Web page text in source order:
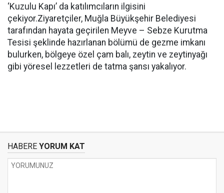
‘Kuzulu Kapı’ da katılımcıların ilgisini
çekiyor.Ziyaretçiler, Muğla Büyükşehir Belediyesi
tarafından hayata geçirilen Meyve – Sebze Kurutma
Tesisi şeklinde hazırlanan bölümü de gezme imkanı
bulurken, bölgeye özel çam balı, zeytin ve zeytinyağı
gibi yöresel lezzetleri de tatma şansı yakalıyor.
HABERE YORUM KAT